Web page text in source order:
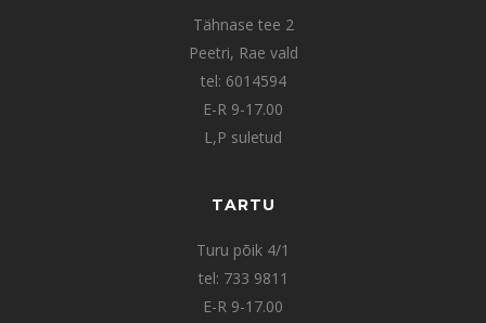
Tähnase tee 2
Peetri, Rae vald
tel: 6014594
E-R 9-17.00
L,P suletud
TARTU
Turu põik 4/1
tel: 733 9811
E-R 9-17.00